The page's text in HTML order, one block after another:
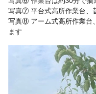
写真⑦ 平台式高所作業台、
写真⑧ アーム式高所作業台
ます